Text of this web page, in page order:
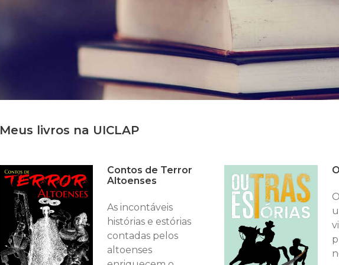
Meus livros na UICLAP
Contos de Terror
Altoenses
As incontáveis
histórias e estórias
contadas pelos
altoenses